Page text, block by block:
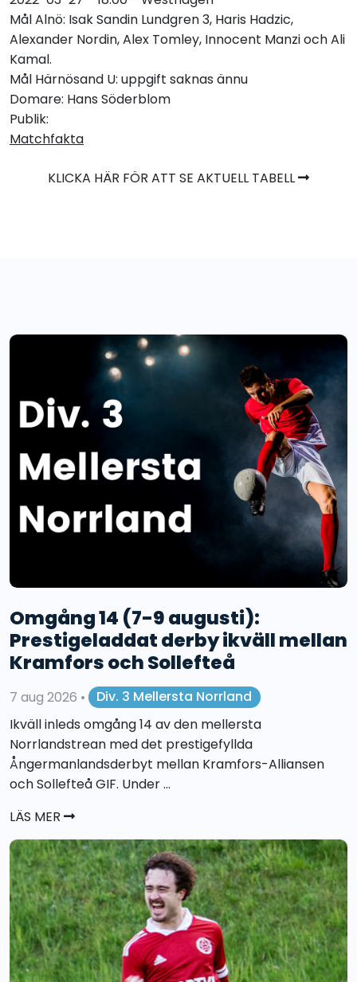
Mål Alnö: Isak Sandin Lundgren 3, Haris Hadzic,
Alexander Nordin, Alex Tomley, Innocent Manzi och Ali
Kamal.
Mål Härnösand U: uppgift saknas ännu
Domare: Hans Söderblom
Publik:
Matchfakta
KLICKA HÄR FÖR ATT SE AKTUELL TABELL
Omgång 14 (7-9 augusti):
Prestigeladdat derby ikväll mellan
Kramfors och Sollefteå
7 aug 2026 •
Div. 3 Mellersta Norrland
Ikväll inleds omgång 14 av den mellersta
Norrlandstrean med det prestigefyllda
Ångermanlandsderbyt mellan Kramfors-Alliansen
och Sollefteå GIF. Under ...
LÄS MER